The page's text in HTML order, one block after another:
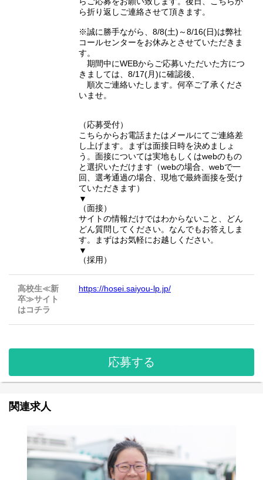
ら折り返しご連絡させて頂きます。
※誠に勝手ながら、8/8(土)～8/16(日)は弊社
コールセンターをお休みとさせていただきま
す。
期間中にWEBからご応募いただいた方につ
きましては、8/17(月)に確認後、
順次ご連絡いたします。何卒ご了承くださ
いませ。
（応募受付）
こちらからお電話またはメールにてご連絡差
し上げます。まずは面接日時を決めましょ
う。面接については実地もしくはwebのもの
と選択いただけます（webの場合、webで一
回、選考通過の場合、現地で最終面接を受け
ていただきます）
▼
（面接）
サイトの情報だけではわからないこと、どん
どん質問してください。なんでもお答えしま
す。まずはお気軽にお越しください。
▼
（採用）
高校生≪新
卒≫サイト
はコチラ
https://hosei.saiyou-lp.jp/
応募する
関連求人